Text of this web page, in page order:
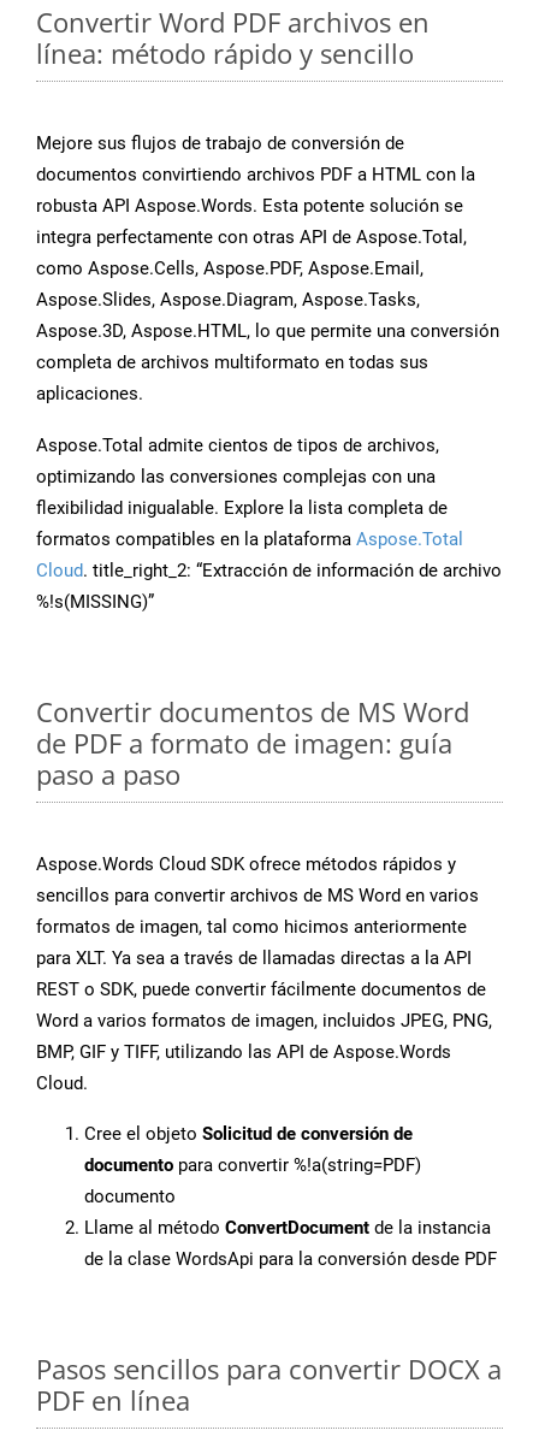
Convertir Word PDF archivos en
línea: método rápido y sencillo
Mejore sus flujos de trabajo de conversión de
documentos convirtiendo archivos PDF a HTML con la
robusta API Aspose.Words. Esta potente solución se
integra perfectamente con otras API de Aspose.Total,
como Aspose.Cells, Aspose.PDF, Aspose.Email,
Aspose.Slides, Aspose.Diagram, Aspose.Tasks,
Aspose.3D, Aspose.HTML, lo que permite una conversión
completa de archivos multiformato en todas sus
aplicaciones.
Aspose.Total admite cientos de tipos de archivos,
optimizando las conversiones complejas con una
flexibilidad inigualable. Explore la lista completa de
formatos compatibles en la plataforma Aspose.Total
Cloud. title_right_2: “Extracción de información de archivo
%!s(MISSING)”
Convertir documentos de MS Word
de PDF a formato de imagen: guía
paso a paso
Aspose.Words Cloud SDK ofrece métodos rápidos y
sencillos para convertir archivos de MS Word en varios
formatos de imagen, tal como hicimos anteriormente
para XLT. Ya sea a través de llamadas directas a la API
REST o SDK, puede convertir fácilmente documentos de
Word a varios formatos de imagen, incluidos JPEG, PNG,
BMP, GIF y TIFF, utilizando las API de Aspose.Words
Cloud.
Cree el objeto Solicitud de conversión de
documento para convertir %!a(string=PDF)
documento
Llame al método ConvertDocument de la instancia
de la clase WordsApi para la conversión desde PDF
Pasos sencillos para convertir DOCX a
PDF en línea